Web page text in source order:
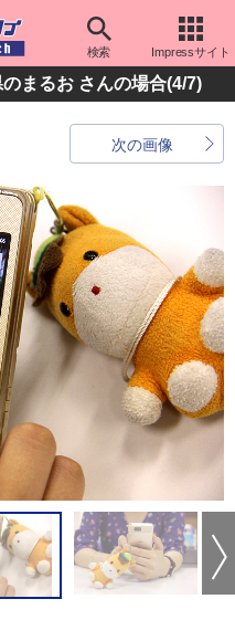
検索 Impressサイト
まるお さんの場合(4/7)
次の画像